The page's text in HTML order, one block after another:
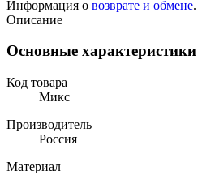
Информация о возврате и обмене.
Описание
Основные характеристики
Код товара
Микс
Производитель
Россия
Материал